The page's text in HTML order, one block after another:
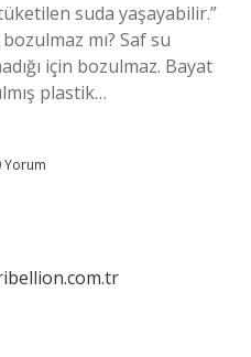
suda yaşayabilir.”
mı? Saf su
için bozulmaz. Bayat
plastik…
Yorum